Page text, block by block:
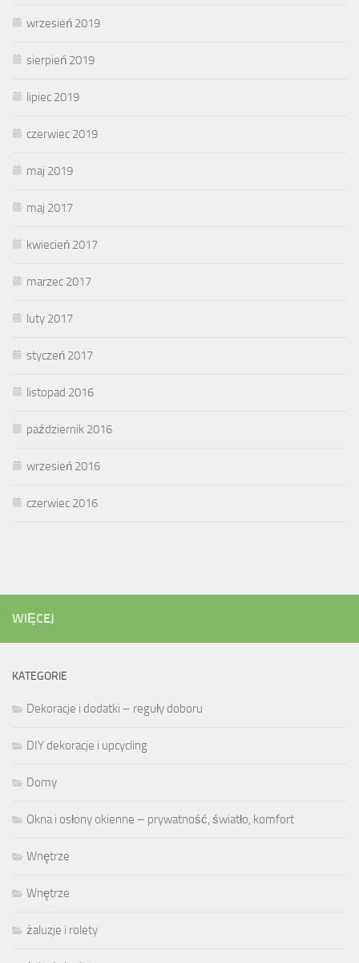
wrzesień 2019
sierpień 2019
lipiec 2019
czerwiec 2019
maj 2019
maj 2017
kwiecień 2017
marzec 2017
luty 2017
styczeń 2017
listopad 2016
październik 2016
wrzesień 2016
czerwiec 2016
WIĘCEJ
KATEGORIE
Dekoracje i dodatki – reguły doboru
DIY dekoracje i upcycling
Domy
Okna i osłony okienne – prywatność, światło, komfort
Wnętrze
Wnętrze
żaluzje i rolety